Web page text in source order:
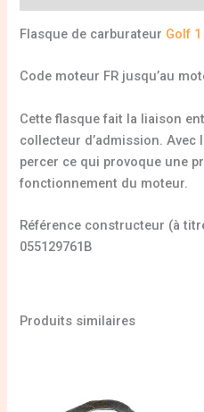
Flasque de carburateur Golf 1
Code moteur FR jusqu’au
Cette flasque fait la liaison
collecteur d’admission. Avec
percer ce qui provoque une
fonctionnement du moteur.
Référence constructeur (à
055129761B
Produits similaires